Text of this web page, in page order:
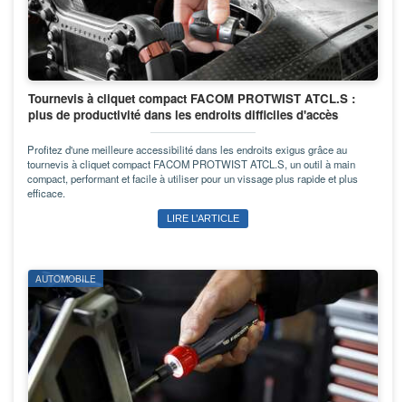
Tournevis à cliquet compact FACOM PROTWIST ATCL.S :
plus de productivité dans les endroits difficiles d'accès
Profitez d'une meilleure accessibilité dans les endroits exigus grâce au
tournevis à cliquet compact FACOM PROTWIST ATCL.S, un outil à main
compact, performant et facile à utiliser pour un vissage plus rapide et plus
efficace.
LIRE L’ARTICLE
AUTOMOBILE